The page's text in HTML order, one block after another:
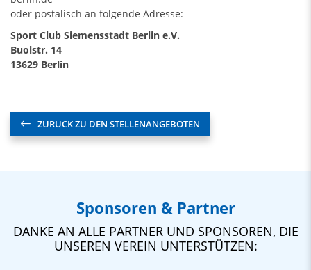
oder postalisch an folgende Adresse:
Sport Club Siemensstadt Berlin e.V.
Buolstr. 14
13629 Berlin
ZURÜCK ZU DEN STELLENANGEBOTEN
Sponsoren & Partner
DANKE AN ALLE PARTNER UND SPONSOREN, DIE
UNSEREN VEREIN UNTERSTÜTZEN: